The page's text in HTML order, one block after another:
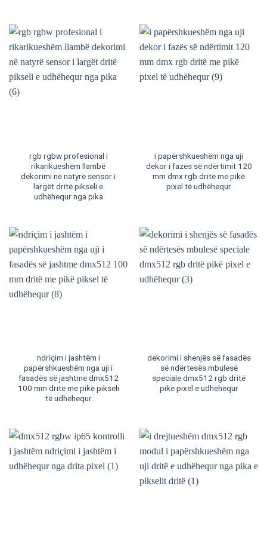
rgb rgbw profesional i
rikarikueshëm llambë
dekorimi në natyrë sensor i
largët dritë pikseli e
udhëhequr nga pika
i papërshkueshëm nga uji
dekor i fazës së ndërtimit 120
mm dmx rgb dritë me pikë
pixel të udhëhequr
ndriçim i jashtëm i
papërshkueshëm nga uji i
fasadës së jashtme dmx512
100 mm dritë me pikë pikseli
të udhëhequr
dekorimi i shenjës së fasadës
së ndërtesës mbulesë
speciale dmx512 rgb dritë
pikë pixel e udhëhequr